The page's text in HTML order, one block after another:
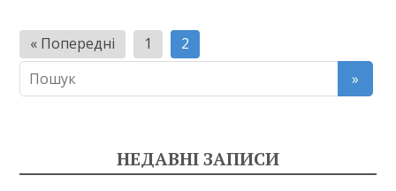
Пагінація
записів
« Попередні 1 2
НЕДАВНІ ЗАПИСИ